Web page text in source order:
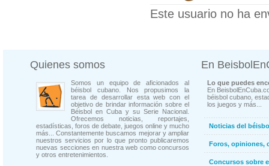
Este usuario no ha
Quienes somos
Somos un equipo de aficionados al
béisbol cubano. Nos propusimos la
tarea de desarrollar esta web con el
objetivo de brindar información sobre el
Béisbol en Cuba y su Serie Nacional.
Ofrecemos noticias, reportajes,
estadísticas, foros de debate, juegos online y mucho
más... Constantemente buscamos mejorar y ampliar
nuestros servicios por lo que pronto publicaremos
nuevas secciones en nuestra web como concursos
y otros entretenimientos.
En
Lo que puedes
En
béisbol cubano,
los juegos y más...
Noticias del
Foros, opiniones,
Concursos sobre